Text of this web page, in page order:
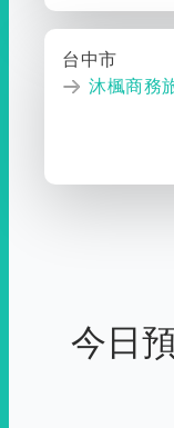
台中市
沐楓商務
今日